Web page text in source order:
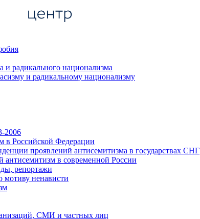
и радикального национализма
и радикальному национализму
2006
в Российской Федерации
проявлений антисемитизма в государствах СНГ
антисемитизм в современной России
репортажи
мотиву ненависти
СМИ и частных лиц